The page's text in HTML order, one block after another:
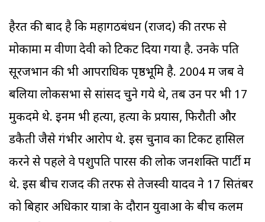
हैरत की बाद है कि महागठबंधन (राजद) की तरफ से
मोकामा में वीणा देवी को टिकट दिया गया है. उनके पति
सूरजभान की भी आपराधिक पृष्ठभूमि है. 2004 में जब वे
बलिया लोकसभा से सांसद चुने गये थे, तब उन पर भी 17
मुकदमे थे. इनमें भी हत्या, हत्या के प्रयास, फिरौती और
डकैती जैसे गंभीर आरोप थे. इस चुनाव का टिकट हासिल
करने से पहले वे पशुपति पारस की लोक जनशक्ति पार्टी में
थे. इस बीच राजद की तरफ से तेजस्वी यादव ने 17 सितंबर
को बिहार अधिकार यात्रा के दौरान युवाओं के बीच कलम